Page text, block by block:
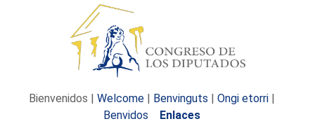
Bienvenidos | Welcome | Benvinguts | Ongi etorri |
Benvidos
Enlaces